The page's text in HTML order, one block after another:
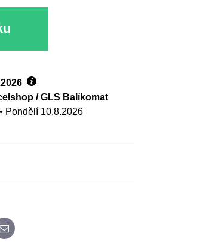
/ GLS Balíkomat
• Pondělí 10.8.2026
E-mail